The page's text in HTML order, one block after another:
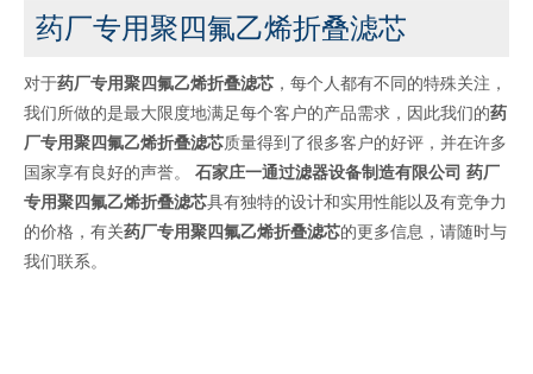
药厂专用聚四氟乙烯折叠滤芯
对于药厂专用聚四氟乙烯折叠滤芯 ，每个人都有不同的特殊关注，
我们所做的是最大限度地满足每个客户的产品需求，因此我们的药
厂专用聚四氟乙烯折叠滤芯质量得到了很多客户的好评，并在许多
国家享有良好的声誉。 石家庄一通过滤器设备制造有限公司 药厂
专用聚四氟乙烯折叠滤芯具有独特的设计和实用性能以及有竞争力
的价格，有关药厂专用聚四氟乙烯折叠滤芯的更多信息，请随时与
我们联系。